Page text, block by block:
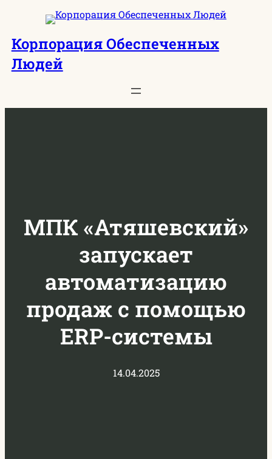
Перейти
содержимому
Корпорация Обеспеченных
Людей
МПК «Атяшевский»
запускает
автоматизацию
продаж с помощью
ERP-системы
14.04.2025